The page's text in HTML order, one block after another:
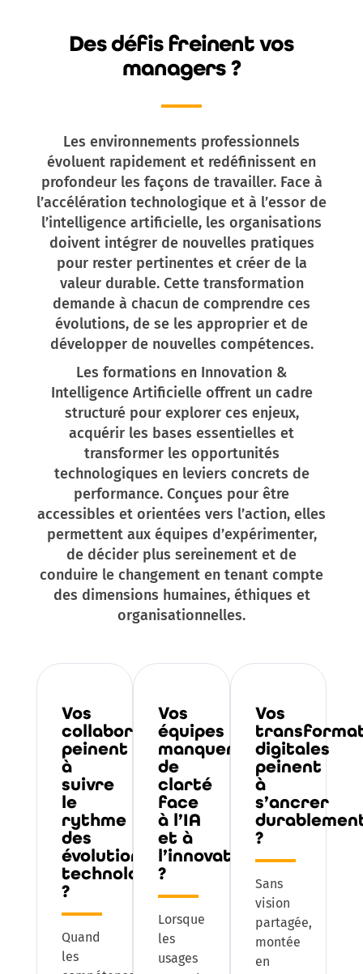
Des défis freinent vos
managers ?
Les environnements professionnels
évoluent rapidement et redéfinissent en
profondeur les façons de travailler. Face à
l’accélération technologique et à l’essor de
l’intelligence artificielle, les organisations
doivent intégrer de nouvelles pratiques
pour rester pertinentes et créer de la
valeur durable. Cette transformation
demande à chacun de comprendre ces
évolutions, de se les approprier et de
développer de nouvelles compétences.
Les formations en Innovation &
Intelligence Artificielle offrent un cadre
structuré pour explorer ces enjeux,
acquérir les bases essentielles et
transformer les opportunités
technologiques en leviers concrets de
performance. Conçues pour être
accessibles et orientées vers l’action, elles
permettent aux équipes d’expérimenter,
de décider plus sereinement et de
conduire le changement en tenant compte
des dimensions humaines, éthiques et
organisationnelles.
Vos
collaborateurs
peinent
à
suivre
le
rythme
des
évolutions
technologiques
?
Quand
les
Vos
équipes
manquent
de
clarté
face
à l’IA
et à
l’innovation
?
Lorsque
les
usages
Vos
digitales
peinent
à
s’ancrer
?
Sans
vision
partagée,
montée
en